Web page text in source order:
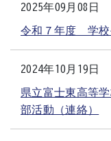
2025年09月08日
令和７年度 学校
2024年10月19日
県立富士東高等
部活動（連絡）